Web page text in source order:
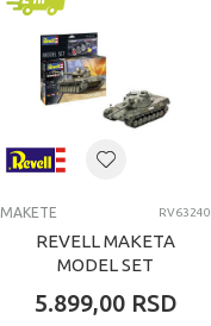
MAKETE RV63240
REVELL MAKETA
MODEL SET
5.899,00 RSD